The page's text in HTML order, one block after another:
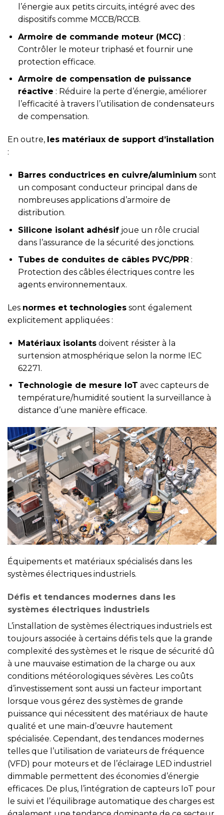
l’énergie aux petits circuits, intégré avec des
dispositifs comme MCCB/RCCB.
Armoire de commande moteur (MCC) :
Contrôler le moteur triphasé et fournir une
protection efficace.
Armoire de compensation de puissance
réactive : Réduire la perte d’énergie, améliorer
l’efficacité à travers l’utilisation de condensateurs
de compensation.
En outre, les matériaux de support d’installation
:
Barres conductrices en cuivre/aluminium sont
un composant conducteur principal dans de
nombreuses applications d’armoire de
distribution.
Silicone isolant adhésifjoue un rôle crucial
dans l’assurance de la sécurité des jonctions.
Tubes de conduites de câbles PVC/PPR:
Protection des câbles électriques contre les
agents environnementaux.
Les normes et technologies sont également
explicitement appliquées :
Matériaux isolantsdoivent résister à la
surtension atmosphérique selon la norme IEC
62271.
Technologie de mesure IoT avec capteurs de
température/humidité soutient la surveillance à
distance d’une manière efficace.
Équipements et matériaux spécialisés dans les
systèmes électriques industriels.
Défis et tendances modernes dans les
systèmes électriques industriels
L’installation de systèmes électriques industriels est
toujours associée à certains défis tels que la grande
complexité des systèmes et le risque de sécurité dû
à une mauvaise estimation de la charge ou aux
conditions météorologiques sévères. Les coûts
d’investissement sont aussi un facteur important
lorsque vous gérez des systèmes de grande
puissance qui nécessitent des matériaux de haute
qualité et une main-d’œuvre hautement
spécialisée. Cependant, des tendances modernes
telles que l’utilisation de variateurs de fréquence
(VFD) pour moteurs et de l’éclairage LED industriel
dimmable permettent des économies d’énergie
efficaces. De plus, l’intégration de capteurs IoT pour
le suivi et l’équilibrage automatique des charges est